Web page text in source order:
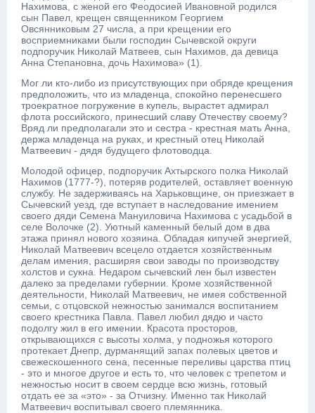
Нахимова, с женой его Феодосией Ивановной родился
сын Павел, крещен священником Георгием
Овсянниковым 27 числа, а при крещении его
восприемниками были господин Сычевской округи
подпоручик Николай Матвеев, сын Нахимов, да девица
Анна Степановна, дочь Нахимова» (1).
Мог ли кто-либо из присутствующих при обряде крещения
предположить, что из младенца, спокойно перенесшего
троекратное погружение в купель, вырастет адмирал
флота российского, принесший славу Отечеству своему?
Вряд ли предполагали это и сестра - крестная мать Анна,
держа младенца на руках, и крестный отец Николай
Матвеевич - дядя будущего флотоводца.
Молодой офицер, подпоручик Ахтырского полка Николай
Нахимов (1777-?), потеряв родителей, оставляет военную
службу. Не задерживаясь на Харьковщине, он приезжает в
Сычевский уезд, где вступает в наследование имением
своего дяди Семена Мануиловича Нахимова с усадьбой в
селе Волочке (2). Уютный каменный белый дом в два
этажа принял нового хозяина. Обладая кипучей энергией,
Николай Матвеевич всецело отдается хозяйственным
делам имения, расширяя свои заводы по производству
холстов и сукна. Недаром сычевский лен был известен
далеко за пределами губернии. Кроме хозяйственной
деятельности, Николай Матвеевич, не имея собственной
семьи, с отцовской нежностью занимался воспитанием
своего крестника Павла. Павел любил дядю и часто
подолгу жил в его имении. Красота просторов,
открывающихся с высоты холма, у подножья которого
протекает Днепр, дурманящий запах полевых цветов и
свежескошенного сена, песенные переливы царства птиц
- это и многое другое и есть то, что человек с трепетом и
нежностью носит в своем сердце всю жизнь, готовый
отдать ее за «это» - за Отчизну. Именно так Николай
Матвеевич воспитывал своего племянника.